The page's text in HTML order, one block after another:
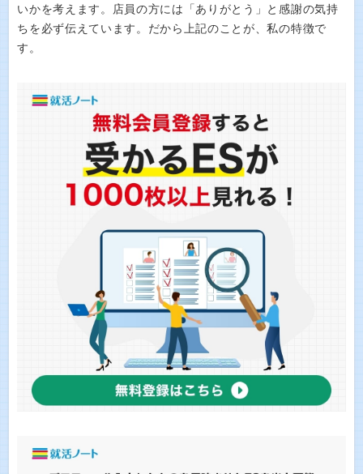
いかを考えます。店員の方には「ありがとう」と感謝の気持
ちを必ず伝えています。だから上記のことが、私の特徴で
す。